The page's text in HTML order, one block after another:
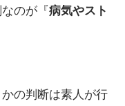
のが『 病気やスト
の判断は素人が行